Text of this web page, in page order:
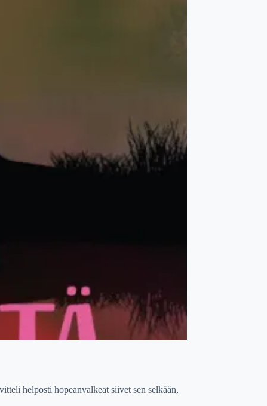
helposti hopeanvalkeat siivet sen selkään,